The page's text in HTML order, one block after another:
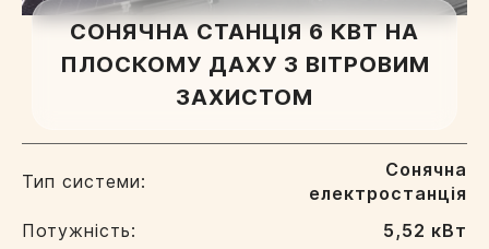
СОНЯЧНА СТАНЦІЯ 6 КВТ НА
ПЛОСКОМУ ДАХУ З ВІТРОВИМ
ЗАХИСТОМ
Тип системи:
Сонячна
електростанція
Потужність:
5,52 кВт